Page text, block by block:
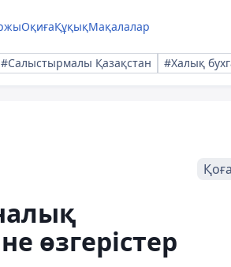
ОқиғаҚұқықМақалалар
#Салыстырмалы Қазақстан #Халық
өзгерістер